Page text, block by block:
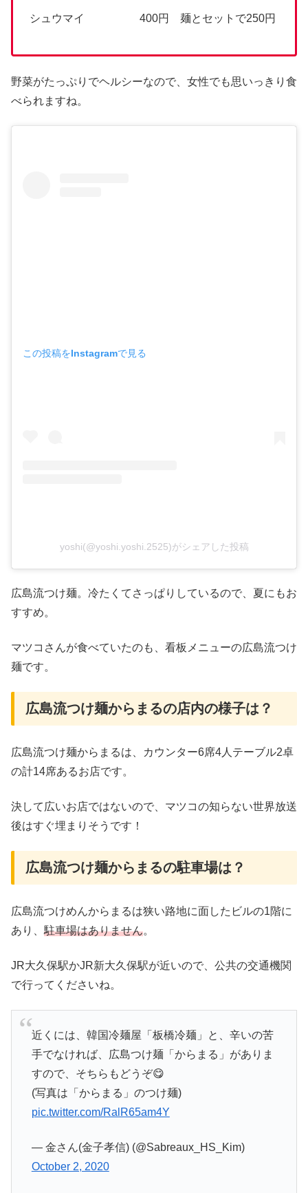
シュウマイ 400円 麺とセットで250円
野菜がたっぷりでヘルシーなので、女性でも思いっきり食
べられますね。
この投稿をInstagramで見る
yoshi(@yoshi.yoshi.2525)がシェアした投稿
広島流つけ麺。冷たくてさっぱりしているので、夏にもお
すすめ。
マツコさんが食べていたのも、看板メニューの広島流つけ
麺です。
広島流つけ麺からまるの店内の様子は？
広島流つけ麺からまるは、カウンター6席4人テーブル2卓
の計14席あるお店です。
決して広いお店ではないので、マツコの知らない世界放送
後はすぐ埋まりそうです！
広島流つけ麺からまるの駐車場は？
広島流つけめんからまるは狭い路地に面したビルの1階に
あり、 駐車場はありません。
JR大久保駅かJR新大久保駅が近いので、公共の交通機関
で行ってくださいね。
近くには、韓国冷麺屋「板橋冷麺」と、辛いの苦
手でなければ、広島つけ麺「からまる」がありま
すので、そちらもどうぞ😋
(写真は「からまる」のつけ麺)
pic.twitter.com/RalR65am4Y
— 金さん(金子孝信) (@Sabreaux_HS_Kim)
October 2, 2020